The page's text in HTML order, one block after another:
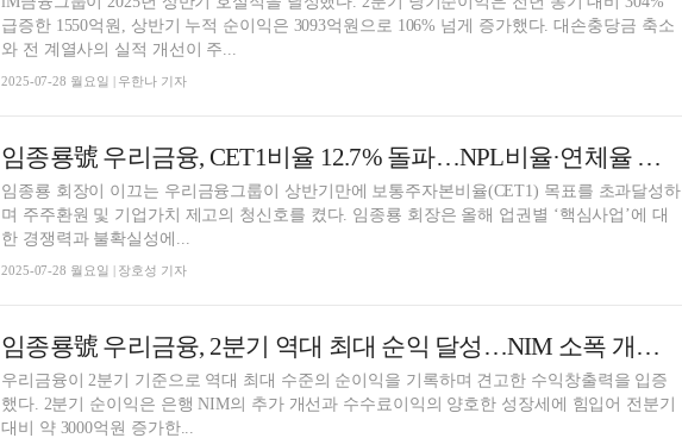
급증한 1550억원, 상반기 누적 순이익은 3093억원으로 106% 넘게 증가했다. 대손충당금 축소
와 전 계열사의 실적 개선이 주...
2025-07-28 월요일 | 우한나 기자
임종룡號 우리금융, CET1비율 12.7% 돌파…NPL비율·연체율 상승은 '문제' [금융사 2025 상반기 실적]
임종룡 회장이 이끄는 우리금융그룹이 상반기만에 보통주자본비율(CET1) 목표를 초과달성하
며 주주환원 및 기업가치 제고의 청신호를 켰다. 임종룡 회장은 올해 업권별 ‘핵심사업’에 대
한 경쟁력과 불확실성에...
2025-07-28 월요일 | 장호성 기자
임종룡號 우리금융, 2분기 역대 최대 순익 달성…NIM 소폭 개선 [금융사 2025 상반기 실적]
우리금융이 2분기 기준으로 역대 최대 수준의 순이익을 기록하며 견고한 수익창출력을 입증
했다. 2분기 순이익은 은행 NIM의 추가 개선과 수수료이익의 양호한 성장세에 힘입어 전분기
대비 약 3000억원 증가한...